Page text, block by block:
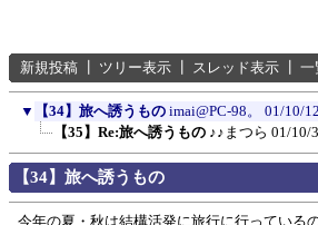
新規投稿 ツリー表示 スレッド表示 一
▼ 【34】旅へ誘うもの imai@PC-98。 01/10/
【35】Re:旅へ誘うもの ♪♪まつら 01/10/
【34】旅へ誘うもの
今年の夏・秋は結構活発に旅行に行っている